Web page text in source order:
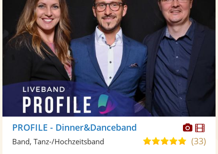
PROFILE - Dinner&Danceband
5,0(33)
Band, Tanz-/Hochzeitsband